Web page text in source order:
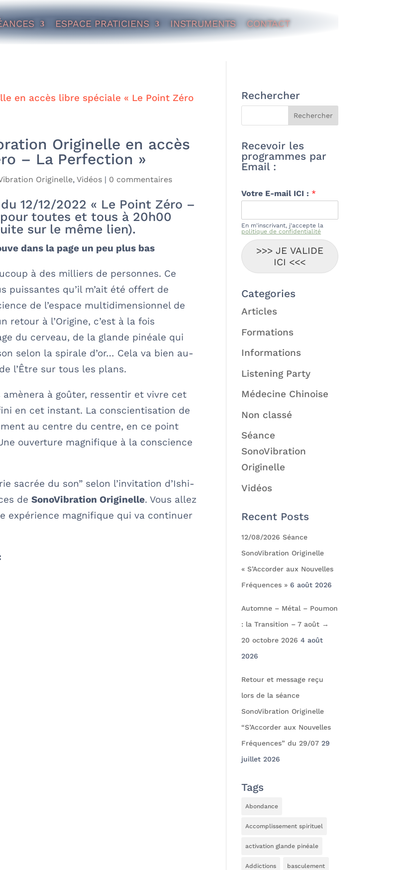
ESPACE PRATICIENS INSTRUMENTS CONTACT
Originelle en accès
– La Perfection »
Originelle,Vidéos | 0 commentaires
12/12/2022 « Le Point Zéro –
toutes et tous à 20h00
sur le même lien).
dans la page un peu plus bas
à des milliers de personnes. Ce
puissantes qu’il m’ait été offert de
de l’espace multidimensionnel de
à l’Origine, c’est à la fois
du cerveau, de la glande pinéale qui
selon la spirale d’or… Cela va bien au-
l’Être sur tous les plans.
à goûter, ressentir et vivre cet
en cet instant. La conscientisation de
au centre du centre, en ce point
ouverture magnifique à la conscience
sacrée du son” selon l’invitation d’Ishi-
deSonoVibration Originelle. Vous allez
expérience magnifique qui va continuer
Rechercher
Recevoir les
programmes par
Email :
Votre E-mail ICI : *
En m'inscrivant, j'accepte la
politique de confidentialité
>>> JE VALIDE
ICI <<<
Categories
Articles
Formations
Informations
Listening Party
Médecine Chinoise
Non classé
Séance
SonoVibration
Originelle
Vidéos
Recent Posts
12/08/2026 Séance
SonoVibration Originelle
« S’Accorder aux Nouvelles
Fréquences » 6 août 2026
Automne – Métal – Poumon
: la Transition – 7 août →
20 octobre 2026 4 août
2026
Retour et message reçu
lors de la séance
SonoVibration Originelle
“S’Accorder aux Nouvelles
Fréquences” du 29/07 29
juillet 2026
Tags
Abondance
Accomplissement spirituel
activation glande pinéale
Addictions basculement